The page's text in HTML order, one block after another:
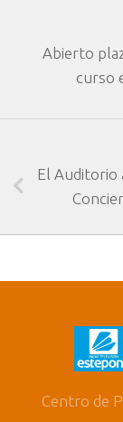
Abierto
curso
El Auditorio
Centro de